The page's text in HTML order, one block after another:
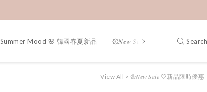
Summer Mood 🌸 韓國春夏新品 𑁍𝑁𝑒𝑤 𝑆𝑎𝑙𝑒 🤍新品限時優惠Search
View All > 𑁍𝑁𝑒𝑤 𝑆𝑎𝑙𝑒 🤍新品限時優惠